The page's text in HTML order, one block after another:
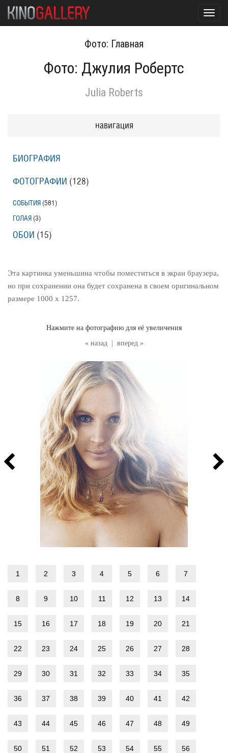
Фото: Главная
Фото: Джулия Робертс
Julia Roberts
« назад вперед »
Нажмите на фотографию для её увеличения
Эта картинка уменьшина чтобы поместиться в экран браузера,
но при сохранении она будет сохранена в своем оригинальном
размере 1000 x 1257.
1 2 3 4 5 6 7
8 9 10 11 12 13 14
15 16 17 18 19 20 21
22 23 24 25 26 27 28
29 30 31 32 33 34 35
36 37 38 39 40 41 42
43 44 45 46 47 48 49
50 51 52 53 54 55 56
навигация
БИОГРАФИЯ
ФОТОГРАФИИ (128)
СОБЫТИЯ (581 )
ГОЛАЯ (3)
ОБОИ (15)